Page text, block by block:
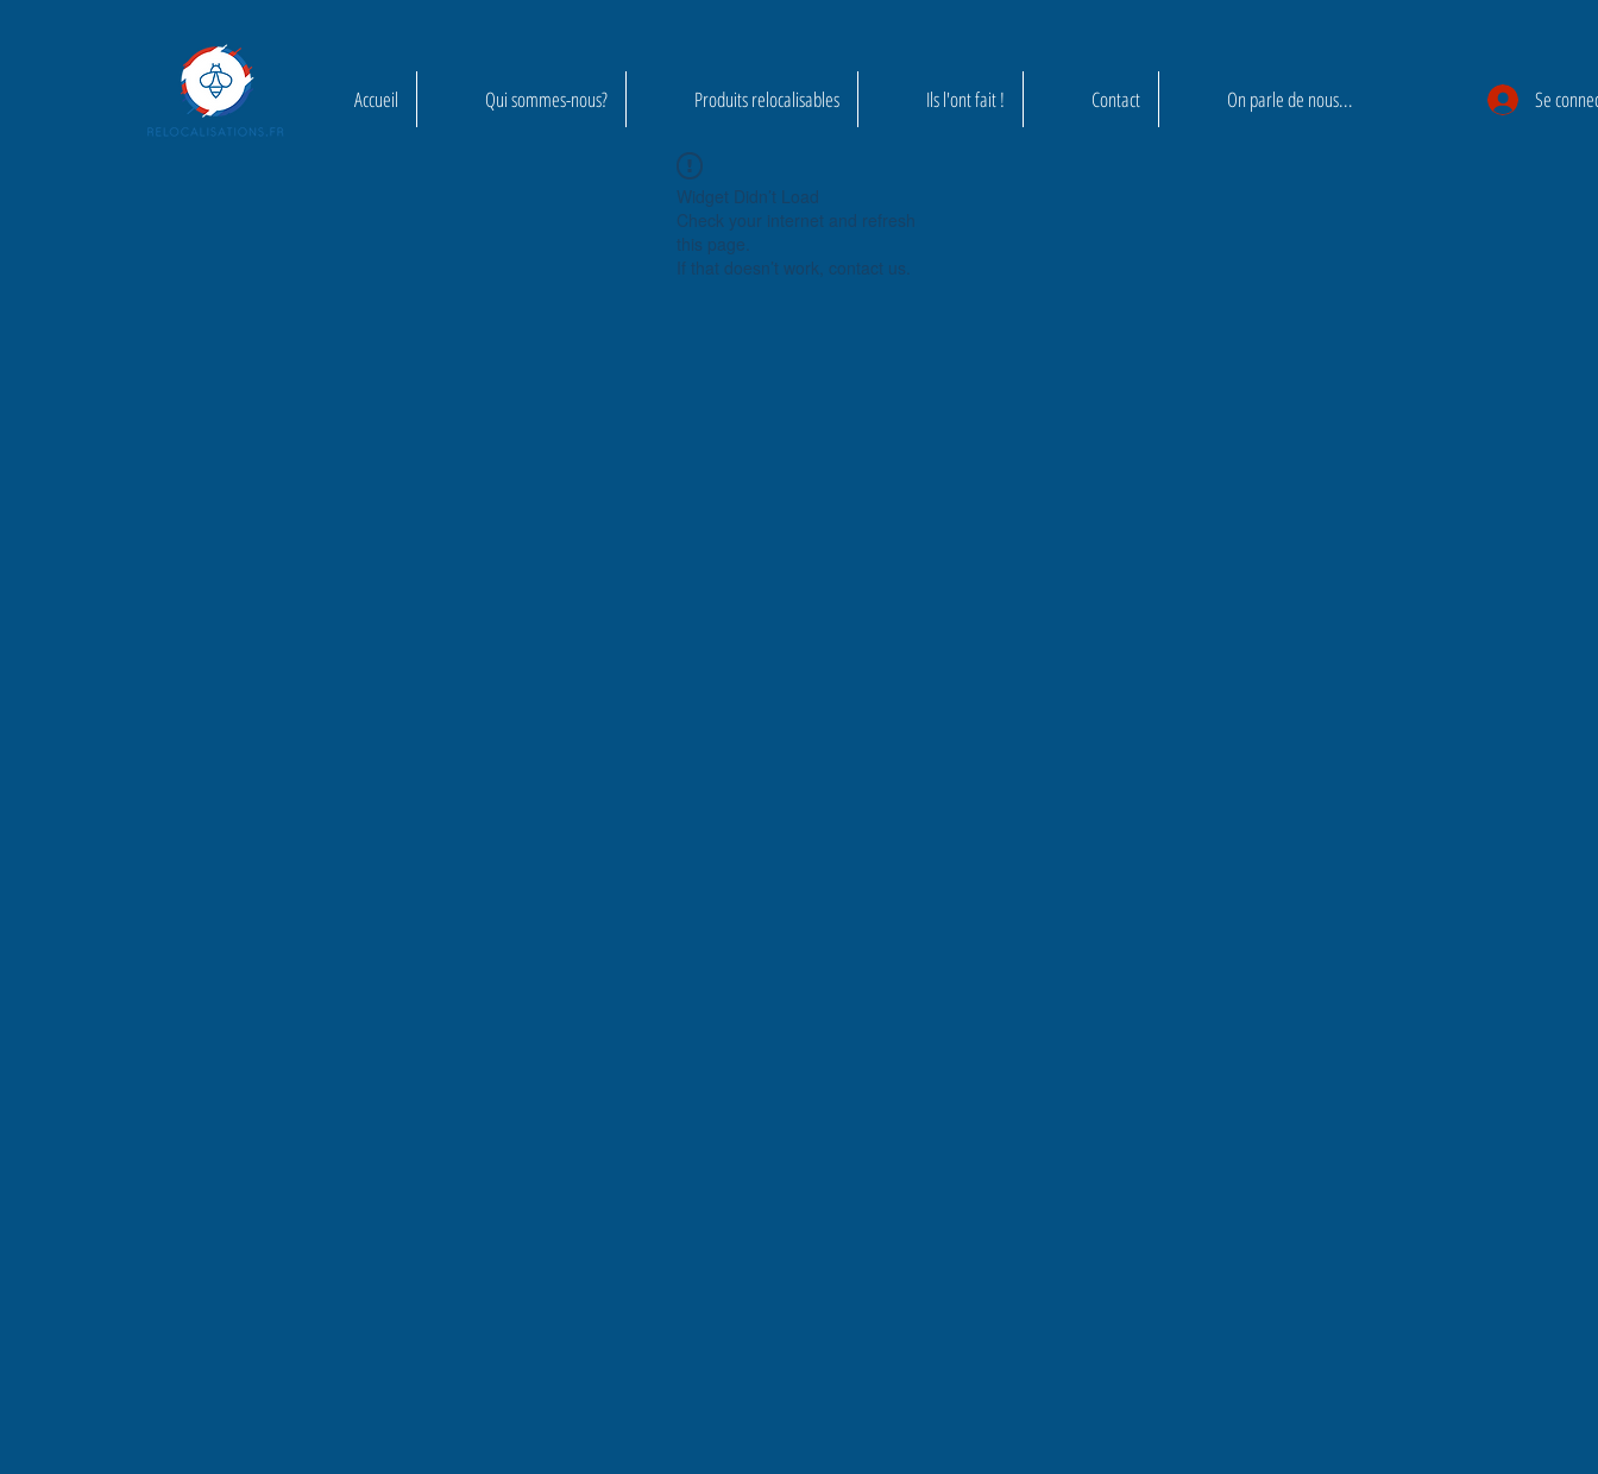
Accueil Qui sommes-nous? Produits relocalisables Ils l'ont fait ! Contact On parle de nous... Se
Widget Didn’t Load
Check your internet and refresh
this page.
If that doesn’t work, contact us.